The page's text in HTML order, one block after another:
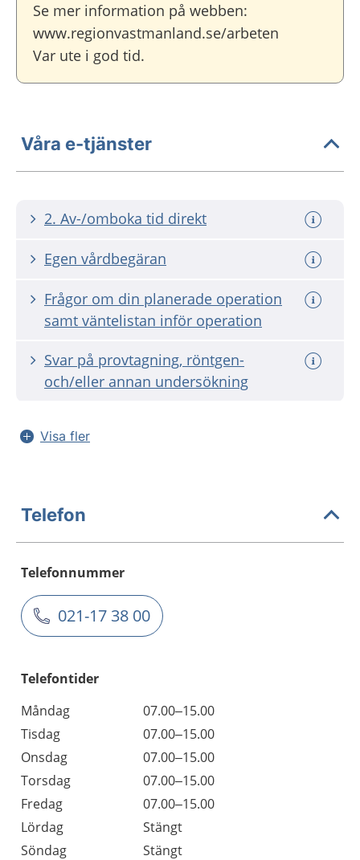
Se mer information på webben:
www.regionvastmanland.se/arbeten
Var ute i god tid.
Våra e-tjänster
2. Av-/omboka tid direkt
Egen vårdbegäran
Frågor om din planerade operation
samt väntelistan inför operation
Svar på provtagning, röntgen-
och/eller annan undersökning
Visa fler
Telefon
Telefonnummer
021-17 38 00
Telefontider
Måndag
07.00–15.00
Tisdag
07.00–15.00
Onsdag
07.00–15.00
Torsdag
07.00–15.00
Fredag
07.00–15.00
Lördag
Stängt
Söndag
Stängt